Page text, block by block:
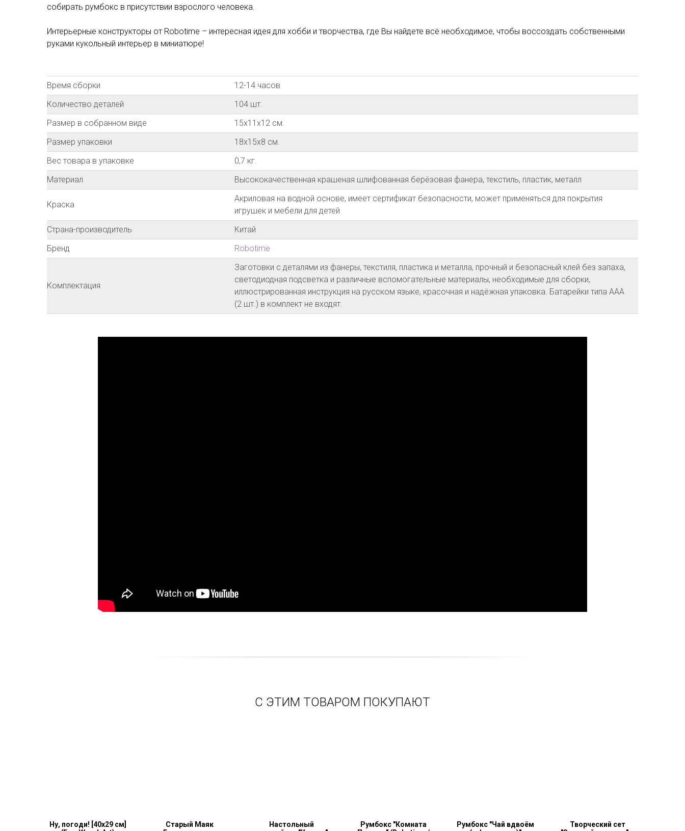
собирать румбокс в присутствии взрослого человека.
Интерьерные конструкторы от Robotime – интересная идея для хобби и творчества, где Вы найдете всё необходимое, чтобы воссоздать собственными
руками кукольный интерьер в миниатюре!
Время сборки
12-14 часов
Количество деталей
104 шт.
Размер в собранном виде
15x11x12 см.
Размер упаковки
18x15x8 см.
Вес товара в упаковке
0,7 кг.
Материал
Высококачественная крашеная шлифованная берёзовая фанера, текстиль, пластик, металл
Краска
Акриловая на водной основе, имеет сертификат безопасности, может применяться для покрытия
игрушек и мебели для детей
Страна-производитель
Китай
Бренд
Robotime
Комплектация
Заготовки с деталями из фанеры, текстиля, пластика и металла, прочный и безопасный клей без запаха,
светодиодная подсветка и различные вспомогательные материалы, необходимые для сборки,
иллюстрированная инструкция на русском языке, красочная и надёжная упаковка. Батарейки типа ААА
(2 шт.) в комплект не входят.
С ЭТИМ ТОВАРОМ ПОКУПАЮТ
Ну, погоди! [40x29 см]
Старый Маяк
Настольный
Румбокс "Комната
Румбокс "Чай вдвоём
Творческий сет